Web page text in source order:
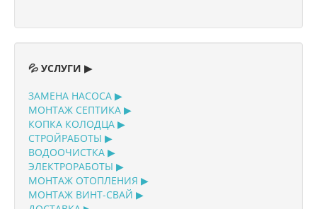
💦 УСЛУГИ ▶
ЗАМЕНА НАСОСА ▶
МОНТАЖ СЕПТИКА ▶
КОПКА КОЛОДЦА ▶
СТРОЙРАБОТЫ ▶
ВОДООЧИСТКА ▶
ЭЛЕКТРОРАБОТЫ ▶
МОНТАЖ ОТОПЛЕНИЯ ▶
МОНТАЖ ВИНТ-СВАЙ ▶